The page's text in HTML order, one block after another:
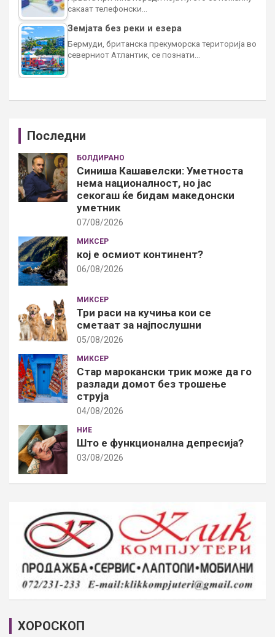
сакаат телефонски…
Земјата без реки и езера
Бермуди, британска прекуморска територија во
северниот Атлантик, се познати…
Последни
БОЛДИРАНО
Синиша Кашавелски: Уметноста
нема националност, но јас
секогаш ќе бидам македонски
уметник
07/08/2026
МИКСЕР
кој е осмиот континент?
06/08/2026
МИКСЕР
Три раси на кучиња кои се
сметаат за најпослушни
05/08/2026
МИКСЕР
Стар марокански трик може да го
разлади домот без трошење
струја
04/08/2026
НИЕ
Што е функционална депресија?
03/08/2026
ХОРОСКОП